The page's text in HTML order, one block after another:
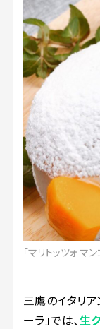
「マリトッツォ マン
三鷹のイタリア
ーラ」では、生